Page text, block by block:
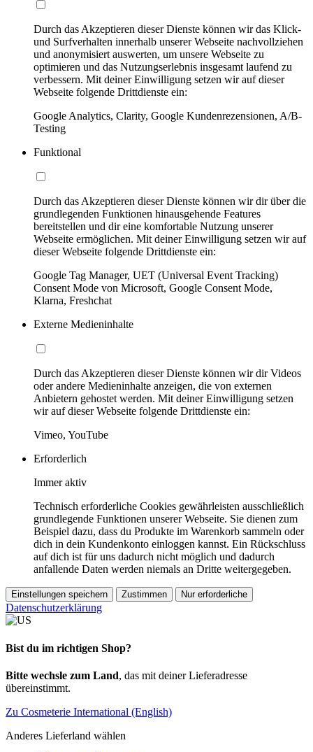
Durch das Akzeptieren dieser Dienste können wir das Klick-
und Surfverhalten innerhalb unserer Webseite nachvollziehen
und anonymisiert auswerten, um unsere Webseite zu
optimieren und das Nutzungserlebnis insgesamt laufend zu
verbessern. Mit deiner Einwilligung setzen wir auf dieser
Webseite folgende Drittdienste ein:
Google Analytics, Clarity, Google Kundenrezensionen, A/B-
Testing
Funktional
Durch das Akzeptieren dieser Dienste können wir dir über die
grundlegenden Funktionen hinausgehende Features
bereitstellen und dir eine komfortable Nutzung unserer
Webseite ermöglichen. Mit deiner Einwilligung setzen wir auf
dieser Webseite folgende Drittdienste ein:
Google Tag Manager, UET (Universal Event Tracking)
Consent Mode von Microsoft, Google Consent Mode,
Klarna, Freshchat
Externe Medieninhalte
Durch das Akzeptieren dieser Dienste können wir dir Videos
oder andere Medieninhalte anzeigen, die von externen
Anbietern gehostet werden. Mit deiner Einwilligung setzen
wir auf dieser Webseite folgende Drittdienste ein:
Vimeo, YouTube
Erforderlich
Immer aktiv
Technisch erforderliche Cookies gewährleisten ausschließlich
grundlegende Funktionen unserer Webseite. Sie dienen zum
Beispiel dazu, dass du Produkte im Warenkorb sammeln oder
dich in dein Kundenkonto einloggen kannst. Ein Rückschluss
auf dich ist für uns dadurch nicht möglich und dadurch
anfallende Daten werden niemals an Dritte weitergegeben.
Einstellungen speichern Zustimmen Nur erforderliche
Datenschutzerklärung
Bist du im richtigen Shop?
Bitte wechsle zum Land, das mit deiner Lieferadresse
übereinstimmt.
Zu Cosmeterie International (English)
Anderes Lieferland wählen